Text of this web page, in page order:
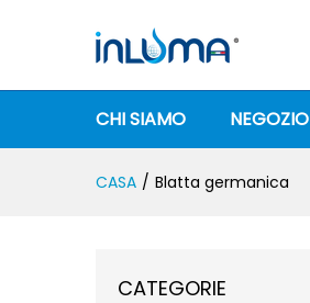
CHI SIAMO NEGOZIO
CASA / Blatta germanica
CATEGORIE